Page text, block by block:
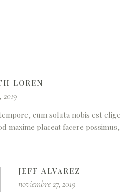
LOREN
2019
cum soluta nobis est
maxime placeat facere
JEFF ALVAREZ
noviembre 27, 2019